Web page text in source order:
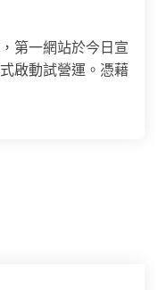
第一網站於今日宣
啟動試營運。憑藉